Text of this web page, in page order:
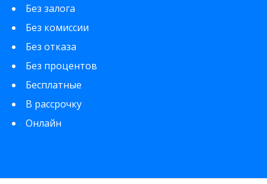
Без залога
Без комиссии
Без отказа
Без процентов
Бесплатные
В рассрочку
Онлайн